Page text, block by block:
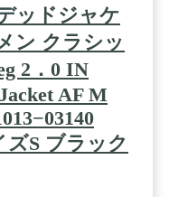
ッドジャケ
ン クラシッ
2．0 IN
AF M
ズS ブラック